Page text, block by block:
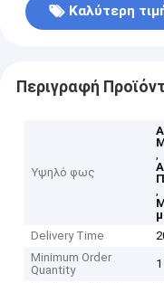
Καλύτερη
Περιγραφή
Υψηλό φως
,
,
Delivery Time
Minimum Order
Quantity